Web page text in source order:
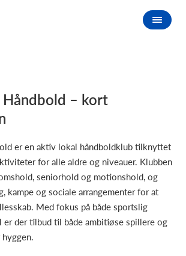
Håndbold – kort
er en aktiv lokal håndboldklub tilknyttet
for alle aldre og niveauer. Klubben
seniorhold og motionshold, og
kampe og sociale arrangementer for at
Med fokus på både sportslig
der tilbud til både ambitiøse spillere og